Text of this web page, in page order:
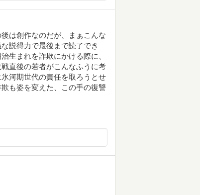
は創作なのだが、まぁこんな
説得力で最後まで読了でき
生まれを詐欺にかける際に、
直後の若者がこんなふうに考
河期世代の責任を取ろうとせ
も姿を変えた、この手の復讐